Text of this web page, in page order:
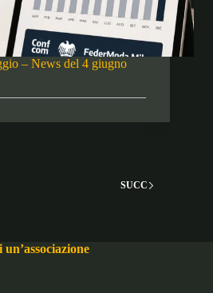
– News del 4 giugno
SUCC